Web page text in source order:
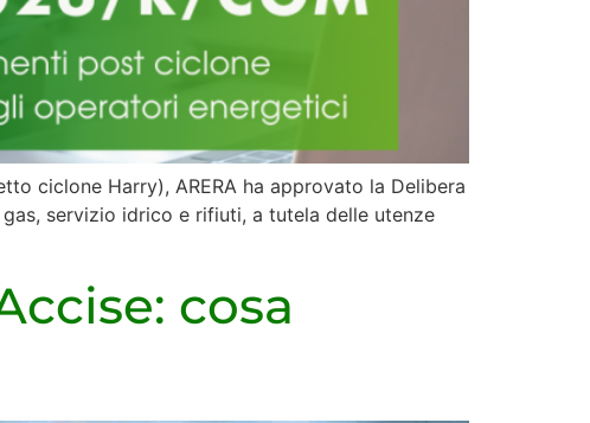
ciclone Harry), ARERA ha approvato la Delibera
servizio idrico e rifiuti, a tutela delle utenze
cosa